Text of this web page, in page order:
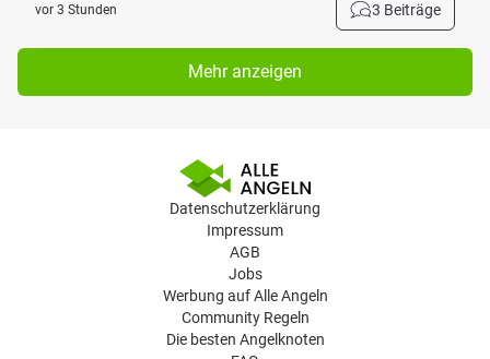
vor 3 Stunden 3 Beiträge
Mehr anzeigen
Datenschutzerklärung
Impressum
AGB
Jobs
Werbung auf Alle Angeln
Community Regeln
Die besten Angelknoten